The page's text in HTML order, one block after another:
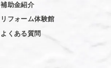
補助金紹介
リフォーム体験館
よくある質問